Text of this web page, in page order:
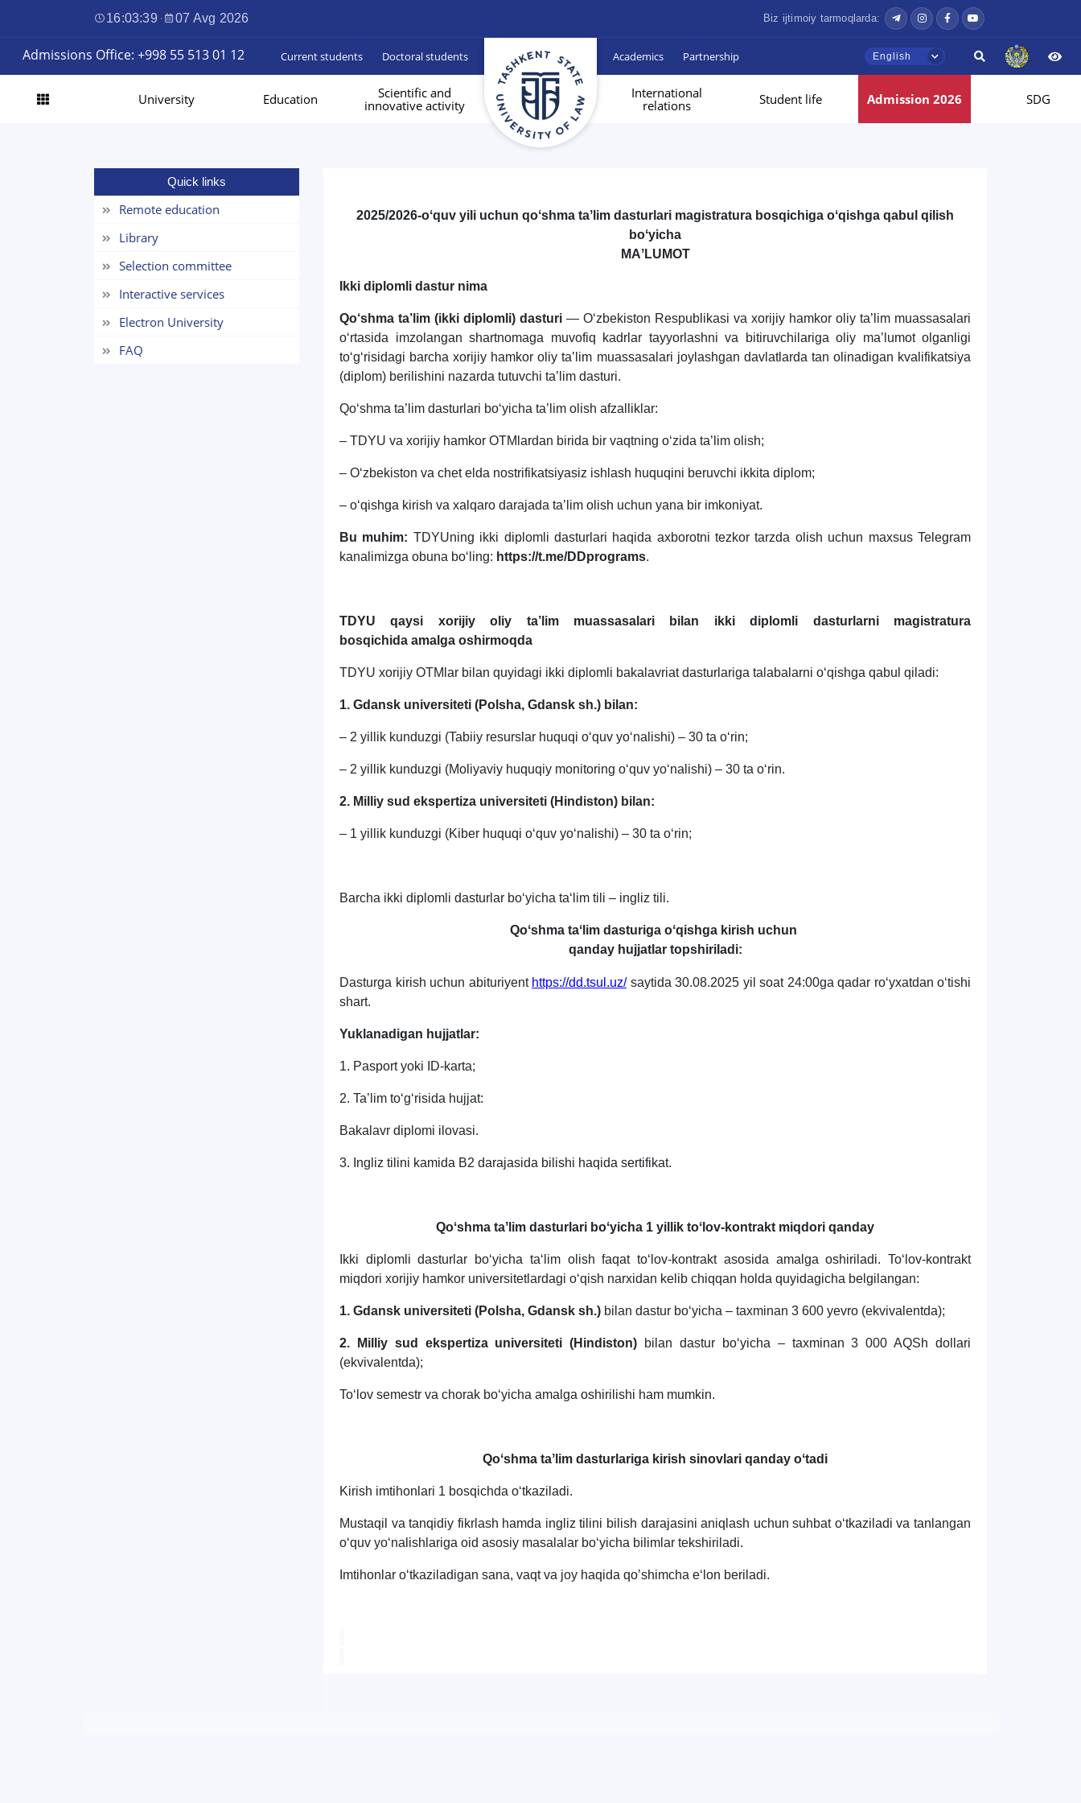
16:03:39 · 07 Avg 2026 Biz ijtimoiy tarmoqlarda:
Admissions Office: +998 55 513 01 12 Current students Doctoral students Academics Partnership English
University Education
Scientific and
innovative activity
International
relations
Student life Admission 2026 SDG
Quick links
Remote education
Library
Selection committee
Interactive services
Electron University
FAQ
2025/2026-oʻquv yili uchun qoʻshma taʼlim dasturlari magistratura bosqichiga oʻqishga qabul qilish
boʻyicha
MAʼLUMOT
Ikki diplomli dastur nima
Qo‘shma ta’lim (ikki diplomli) dasturi — O‘zbekiston Respublikasi va xorijiy hamkor oliy ta’lim muassasalari
o‘rtasida imzolangan shartnomaga muvofiq kadrlar tayyorlashni va bitiruvchilariga oliy ma’lumot olganligi
to‘g‘risidagi barcha xorijiy hamkor oliy ta’lim muassasalari joylashgan davlatlarda tan olinadigan kvalifikatsiya
(diplom) berilishini nazarda tutuvchi ta’lim dasturi.
Qoʻshma ta’lim dasturlari boʻyicha ta’lim olish afzalliklar:
– TDYU va xorijiy hamkor OTMlardan birida bir vaqtning oʻzida ta’lim olish;
– Oʻzbekiston va chet elda nostrifikatsiyasiz ishlash huquqini beruvchi ikkita diplom;
– oʻqishga kirish va xalqaro darajada ta’lim olish uchun yana bir imkoniyat.
Bu muhim: TDYUning ikki diplomli dasturlari haqida axborotni tezkor tarzda olish uchun maxsus Telegram
kanalimizga obuna bo‘ling: https://t.me/DDprograms.
TDYU qaysi xorijiy oliy ta’lim muassasalari bilan ikki diplomli dasturlarni magistratura
bosqichida amalga oshirmoqda
TDYU xorijiy OTMlar bilan quyidagi ikki diplomli bakalavriat dasturlariga talabalarni oʻqishga qabul qiladi:
1. Gdansk universiteti (Polsha, Gdansk sh.) bilan:
– 2 yillik kunduzgi (Tabiiy resurslar huquqi o‘quv yo‘nalishi) – 30 ta oʻrin;
– 2 yillik kunduzgi (Moliyaviy huquqiy monitoring o‘quv yo‘nalishi) – 30 ta oʻrin.
2. Milliy sud ekspertiza universiteti (Hindiston) bilan:
– 1 yillik kunduzgi (Kiber huquqi o‘quv yo‘nalishi) – 30 ta oʻrin;
Barcha ikki diplomli dasturlar boʻyicha taʻlim tili – ingliz tili.
Qoʻshma taʻlim dasturiga oʻqishga kirish uchun
qanday hujjatlar topshiriladi:
Dasturga kirish uchun abituriyent https://dd.tsul.uz/saytida 30.08.2025 yil soat 24:00ga qadar roʻyxatdan oʻtishi
shart.
Yuklanadigan hujjatlar:
1. Pasport yoki ID-karta;
2. Ta’lim toʻgʻrisida hujjat:
Bakalavr diplomi ilovasi.
3. Ingliz tilini kamida B2 darajasida bilishi haqida sertifikat.
Qoʻshma taʼlim dasturlari boʻyicha 1 yillik toʻlov-kontrakt miqdori qanday
Ikki diplomli dasturlar boʻyicha taʻlim olish faqat toʻlov-kontrakt asosida amalga oshiriladi. Toʻlov-kontrakt
miqdori xorijiy hamkor universitetlardagi oʻqish narxidan kelib chiqqan holda quyidagicha belgilangan:
1. Gdansk universiteti (Polsha, Gdansk sh.) bilan dastur boʻyicha – taxminan 3 600 yevro (ekvivalentda);
2. Milliy sud ekspertiza universiteti (Hindiston) bilan dastur boʻyicha – taxminan3 000 AQSh dollari
(ekvivalentda);
Toʻlov semestr va chorak boʻyicha amalga oshirilishi ham mumkin.
Qoʻshma taʼlim dasturlariga kirish sinovlari qanday oʻtadi
Kirish imtihonlari 1 bosqichda oʻtkaziladi.
Mustaqil va tanqidiy fikrlash hamda ingliz tilini bilish darajasini aniqlash uchun suhbat oʻtkaziladi va tanlangan
o‘quv yo‘nalishlariga oid asosiy masalalar boʻyicha bilimlar tekshiriladi.
Imtihonlar oʻtkaziladigan sana, vaqt va joy haqida qo’shimcha eʻlon beriladi.